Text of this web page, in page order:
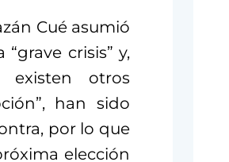
Cué asumió
crisis” y,
existen otros
han sido
por lo que
elección